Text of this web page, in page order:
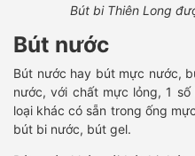
Bút bi Thiên Long
Bút nước
Bút nước hay bút mực nước,
nước, với chất mực lỏng, 1
loại khác có sẵn trong ống
bút bi nước, bút gel.